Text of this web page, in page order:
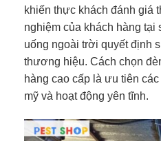
khiến thực khách đánh giá
nghiệm của khách hàng
uống ngoài trời quyết định
thương hiệu. Cách chọn
hàng cao cấp là ưu tiên
mỹ và hoạt động yên tĩnh.